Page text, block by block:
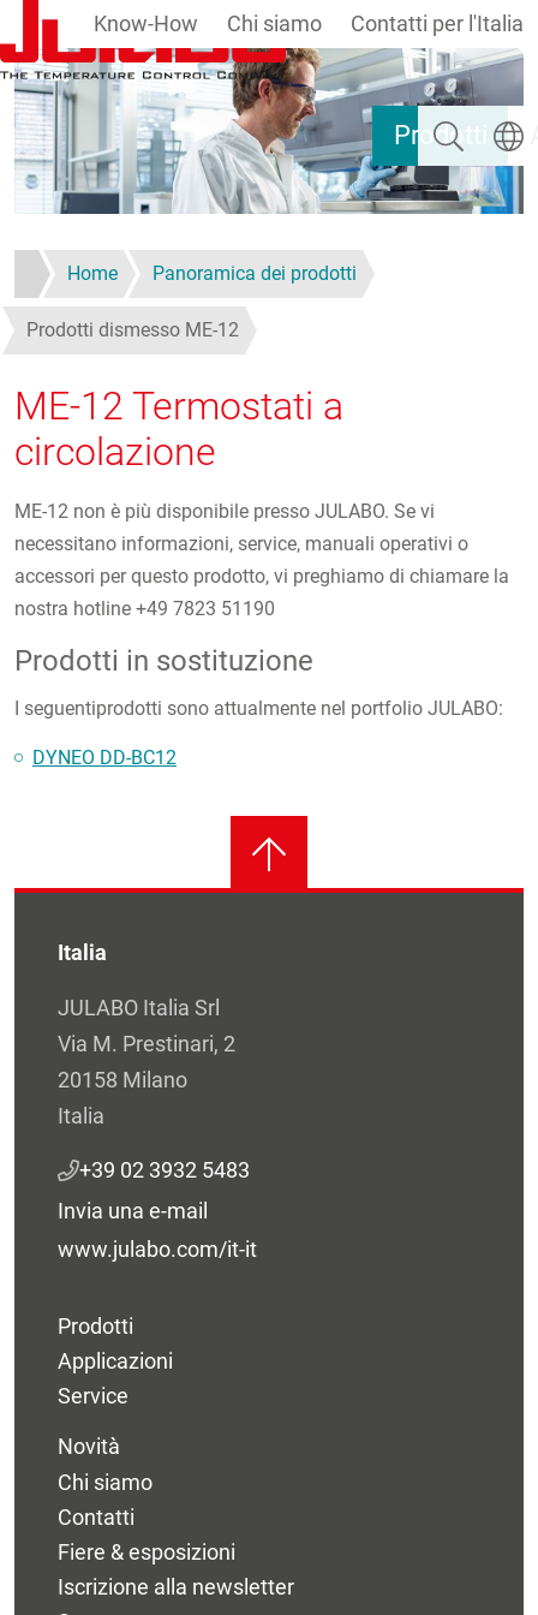
Salta al contenuto principale
Prodotti
Know-How Chi siamo Contatti per l'Italia
Ricerca
Home Panoramica dei prodotti
Prodotti dismesso ME-12
ME-12 Termostati a
circolazione
ME-12 non è più disponibile presso JULABO. Se vi
necessitano informazioni, service, manuali operativi o
accessori per questo prodotto, vi preghiamo di chiamare la
nostra hotline +49 7823 51190
Prodotti in sostituzione
I seguentiprodotti sono attualmente nel portfolio JULABO:
DYNEO DD-BC12
Italia
JULABO Italia Srl
Via M. Prestinari, 2
20158 Milano
Italia
+39 02 3932 5483
Invia una e-mail
www.julabo.com/it-it
Prodotti
Applicazioni
Service
Novità
Chi siamo
Contatti
Fiere & esposizioni
Iscrizione alla newsletter